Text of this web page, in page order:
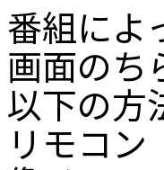
番組によ
画面のち
以下の方
リモコ